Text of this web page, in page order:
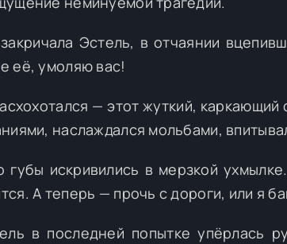
Эстель, в отчаянии
её, умоляю вас!
— этот жуткий,
наслаждался мольбами,
искривились в мерзкой
А теперь — прочь с дороги, или я
в последней попытке упёрлась